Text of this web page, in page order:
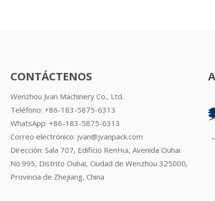
CONTÁCTENOS
Wenzhou Jvan Machinery Co., Ltd.
Teléfono: +86-183-5875-6313
WhatsApp: +86-183-5875-6313
Correo electrónico: jvan@jvanpack.com
Dirección: Sala 707, Edificio RenHui, Avenida Ouhai
No.995, Distrito Ouhai, Ciudad de Wenzhou 325000,
Provincia de Zhejiang, China